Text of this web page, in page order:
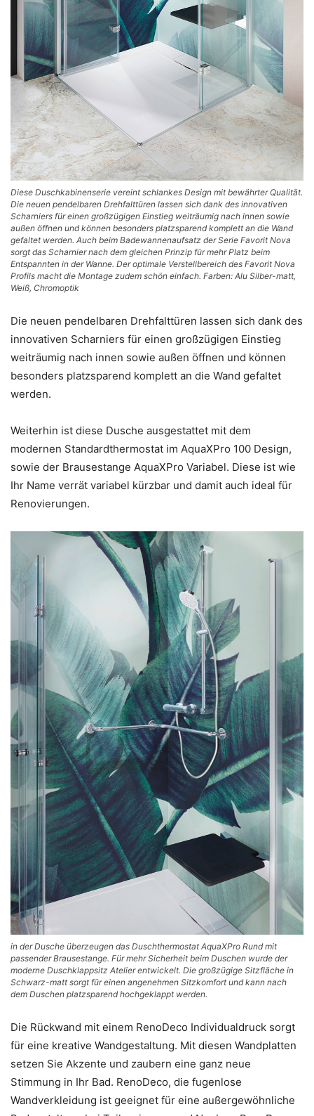
Diese Duschkabinenserie vereint schlankes Design mit bewährter Qualität.
Die neuen pendelbaren Drehfalttüren lassen sich dank des innovativen
Scharniers für einen großzügigen Einstieg weiträumig nach innen sowie
außen öffnen und können besonders platzsparend komplett an die Wand
gefaltet werden. Auch beim Badewannenaufsatz der Serie Favorit Nova
sorgt das Scharnier nach dem gleichen Prinzip für mehr Platz beim
Entspannten in der Wanne. Der optimale Verstellbereich des Favorit Nova
Profils macht die Montage zudem schön einfach. Farben: Alu Silber-matt,
Weiß, Chromoptik
Die neuen pendelbaren Drehfalttüren lassen sich dank des
innovativen Scharniers für einen großzügigen Einstieg
weiträumig nach innen sowie außen öffnen und können
besonders platzsparend komplett an die Wand gefaltet
werden.
Weiterhin ist diese Dusche ausgestattet mit dem
modernen Standardthermostat im AquaXPro 100 Design,
sowie der Brausestange AquaXPro Variabel. Diese ist wie
Ihr Name verrät variabel kürzbar und damit auch ideal für
Renovierungen.
in der Dusche überzeugen das Duschthermostat AquaXPro Rund mit
passender Brausestange. Für mehr Sicherheit beim Duschen wurde der
moderne Duschklappsitz Atelier entwickelt. Die großzügige Sitzfläche in
Schwarz-matt sorgt für einen angenehmen Sitzkomfort und kann nach
dem Duschen platzsparend hochgeklappt werden.
Die Rückwand mit einem RenoDeco Individualdruck sorgt
für eine kreative Wandgestaltung. Mit diesen Wandplatten
setzen Sie Akzente und zaubern eine ganz neue
Stimmung in Ihr Bad. RenoDeco, die fugenlose
Wandverkleidung ist geeignet für eine außergewöhnliche